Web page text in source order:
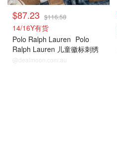
$87.23 $116.58
14/16Y有货
Polo Ralph Lauren Polo
Ralph Lauren 儿童徽标刺绣
圆领 T 恤
@dealmoon.com.au